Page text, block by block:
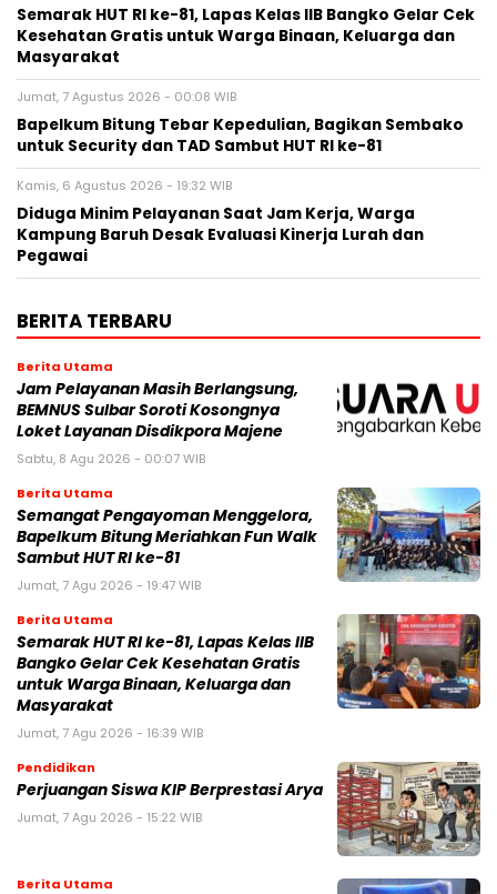
Semarak HUT RI ke-81, Lapas Kelas IIB Bangko Gelar Cek
Kesehatan Gratis untuk Warga Binaan, Keluarga dan
Masyarakat
Jumat, 7 Agustus 2026 - 00:08 WIB
Bapelkum Bitung Tebar Kepedulian, Bagikan Sembako
untuk Security dan TAD Sambut HUT RI ke-81
Kamis, 6 Agustus 2026 - 19:32 WIB
Diduga Minim Pelayanan Saat Jam Kerja, Warga
Kampung Baruh Desak Evaluasi Kinerja Lurah dan
Pegawai
BERITA TERBARU
Berita Utama
Jam Pelayanan Masih Berlangsung,
BEMNUS Sulbar Soroti Kosongnya
Loket Layanan Disdikpora Majene
Sabtu, 8 Agu 2026 - 00:07 WIB
Berita Utama
Semangat Pengayoman Menggelora,
Bapelkum Bitung Meriahkan Fun Walk
Sambut HUT RI ke-81
Jumat, 7 Agu 2026 - 19:47 WIB
Berita Utama
Semarak HUT RI ke-81, Lapas Kelas IIB
Bangko Gelar Cek Kesehatan Gratis
untuk Warga Binaan, Keluarga dan
Masyarakat
Jumat, 7 Agu 2026 - 16:39 WIB
Pendidikan
Perjuangan Siswa KIP Berprestasi Arya
Jumat, 7 Agu 2026 - 15:22 WIB
Berita Utama